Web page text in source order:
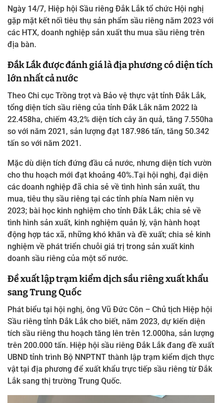
Ngày 14/7, Hiệp hội Sầu riêng Đắk Lắk tổ chức Hội nghị
gặp mặt kết nối tiêu thụ sản phẩm sầu riêng năm 2023 với
các HTX, doanh nghiệp sản xuất thu mua sầu riêng trên
địa bàn.
Đắk Lắk được đánh giá là địa phương có diện tích
lớn nhất cả nước
Theo Chi cục Trồng trọt và Bảo vệ thực vật tỉnh Đắk Lắk,
tổng diện tích sầu riêng của tỉnh Đắk Lắk năm 2022 là
22.458ha, chiếm 43,2% diện tích cây ăn quả, tăng 7.550ha
so với năm 2021, sản lượng đạt 187.986 tấn, tăng 50.342
tấn so với năm 2021.
Mặc dù diện tích đứng đầu cả nước, nhưng diện tích vườn
cho thu hoạch mới đạt khoảng 40%.Tại hội nghị, đại diện
các doanh nghiệp đã chia sẻ về tình hình sản xuất, thu
mua, tiêu thụ sầu riêng tại các tỉnh phía Nam niên vụ
2023; bài học kinh nghiệm cho tỉnh Đắk Lắk; chia sẻ về
tình hình sản xuất, kinh nghiệm quản lý, vận hành hoạt
động hợp tác xã, những khó khăn và đề xuất; chia sẻ kinh
nghiệm về phát triển chuỗi giá trị trong sản xuất kinh
doanh sầu riêng của một số nước.
Đề xuất lập trạm kiểm dịch sầu riêng xuất khẩu
sang Trung Quốc
Phát biểu tại hội nghị, ông Vũ Đức Côn – Chủ tịch Hiệp hội
Sầu riêng tỉnh Đắk Lắk cho biết, năm 2023, dự kiến diện
tích sầu riêng thu hoạch tăng lên trên 12.000ha, sản lượng
trên 200.000 tấn. Hiệp hội sầu riêng Đắk Lắk đang đề xuất
UBND tỉnh trình Bộ NNPTNT thành lập trạm kiểm dịch thực
vật tại địa phương để xuất khẩu trực tiếp sầu riêng từ Đắk
Lắk sang thị trường Trung Quốc.